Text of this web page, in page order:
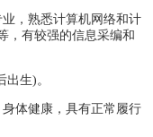
，熟悉计算机网络和计
，有较强的信息采编和
出生)。
体健康，具有正常履行